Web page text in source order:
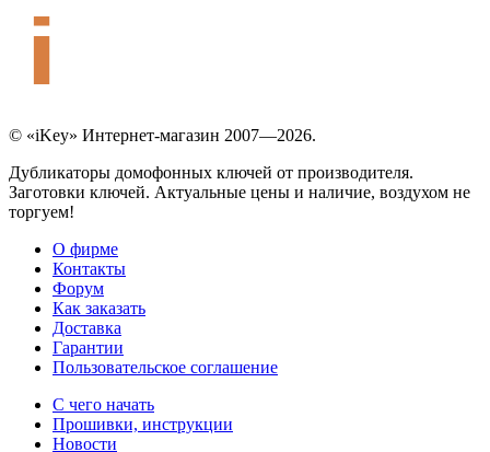
© «iKey» Интернет-магазин 2007—2026.
Дубликаторы домофонных ключей от производителя.
Заготовки ключей. Актуальные цены и наличие, воздухом не
торгуем!
О фирме
Контакты
Форум
Как заказать
Доставка
Гарантии
Пользовательское соглашение
С чего начать
Прошивки, инструкции
Новости